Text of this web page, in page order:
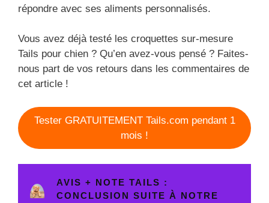
répondre avec ses aliments personnalisés.
Vous avez déjà testé les croquettes sur-mesure
Tails pour chien ? Qu’en avez-vous pensé ? Faites-
nous part de vos retours dans les commentaires de
cet article !
Tester GRATUITEMENT Tails.com pendant 1
mois !
AVIS + NOTE TAILS :
CONCLUSION SUITE À NOTRE